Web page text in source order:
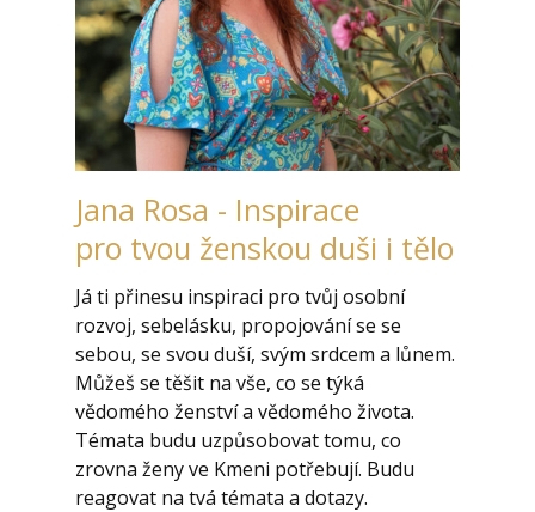
Jana Rosa - Inspirace
pro tvou ženskou duši i tělo
Já ti přinesu inspiraci pro tvůj osobní
rozvoj, sebelásku, propojování se se
sebou, se svou duší, svým srdcem a lůnem.
Můžeš se těšit na vše, co se týká
vědomého ženství a vědomého života.
Témata budu uzpůsobovat tomu, co
zrovna ženy ve Kmeni potřebují. Budu
reagovat na tvá témata a dotazy.